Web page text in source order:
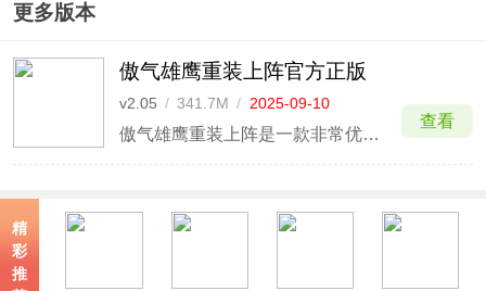
更多版本
傲气雄鹰重装上阵官方正版
v2.05 / 341.7M / 2025-09-10
傲气雄鹰重装上阵是一款非常优秀的射击游戏，也是经典傲气雄鹰系列的重制版本，不管是在玩法上还是画面上都有着很大的提升，每个场景的制作也是美轮美奂，再加上快节奏的背景音乐，丰富的武器系统搭配收集元素，让这款游戏拥有了高质量的体验。
查看
精
彩
推